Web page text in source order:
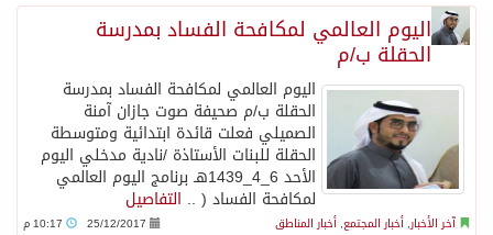
اليوم العالمي لمكافحة الفساد بمدرسة
الحقلة ب/م
اليوم العالمي لمكافحة الفساد بمدرسة
الحقلة ب/م صحيفة صوت جازان آمنة
الصميلي فعلت قائدة ابتدائية ومتوسطة
الحقلة للبنات الأستاذة /نادية مدخلي اليوم
الأحد 6_4_1439هـ برنامج اليوم العالمي
لمكافحة الفساد ( .. التفاصيل
آخر الأخبار, أخبار المجتمع, أخبار المناطق 25/12/2017